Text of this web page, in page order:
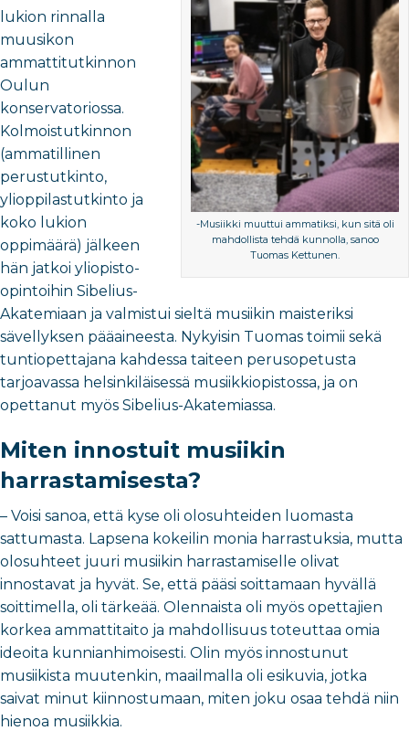
-Musiikki muuttui ammatiksi, kun sitä oli
mahdollista tehdä kunnolla, sanoo
Tuomas Kettunen.
lukion rinnalla
muusikon
ammattitutkinnon
Oulun
konservatoriossa.
Kolmoistutkinnon
(ammatillinen
perustutkinto,
ylioppilastutkinto ja
koko lukion
oppimäärä) jälkeen
hän jatkoi yliopisto-
opintoihin Sibelius-
Akatemiaan ja valmistui sieltä musiikin maisteriksi
sävellyksen pääaineesta. Nykyisin Tuomas toimii sekä
tuntiopettajana kahdessa taiteen perusopetusta
tarjoavassa helsinkiläisessä musiikkiopistossa, ja on
opettanut myös Sibelius-Akatemiassa.
Miten innostuit musiikin
harrastamisesta?
– Voisi sanoa, että kyse oli olosuhteiden luomasta
sattumasta. Lapsena kokeilin monia harrastuksia, mutta
olosuhteet juuri musiikin harrastamiselle olivat
innostavat ja hyvät. Se, että pääsi soittamaan hyvällä
soittimella, oli tärkeää. Olennaista oli myös opettajien
korkea ammattitaito ja mahdollisuus toteuttaa omia
ideoita kunnianhimoisesti. Olin myös innostunut
musiikista muutenkin, maailmalla oli esikuvia, jotka
saivat minut kiinnostumaan, miten joku osaa tehdä niin
hienoa musiikkia.